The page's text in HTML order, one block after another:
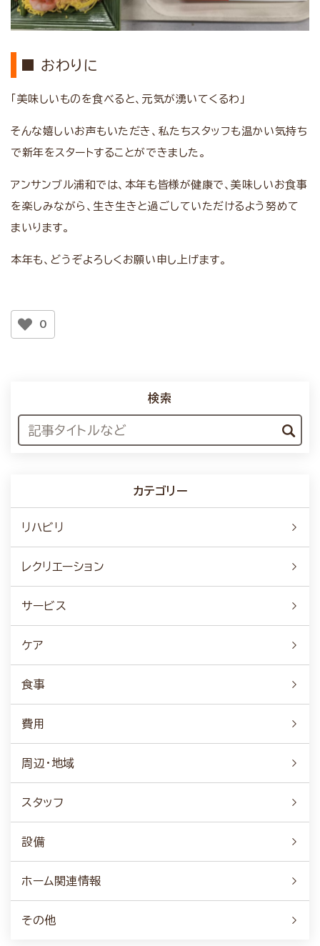
■ おわりに
「美味しいものを食べると、元気が湧いてくるわ」
そんな嬉しいお声もいただき、私たちスタッフも温かい気持ち
で新年をスタートすることができました。
アンサンブル浦和では、本年も皆様が健康で、美味しいお食事
を楽しみながら、生き生きと過ごしていただけるよう努めて
まいります。
本年も、どうぞよろしくお願い申し上げます。
0
検索
カテゴリー
リハビリ
レクリエーション
サービス
ケア
食事
費用
周辺・地域
スタッフ
設備
ホーム関連情報
その他